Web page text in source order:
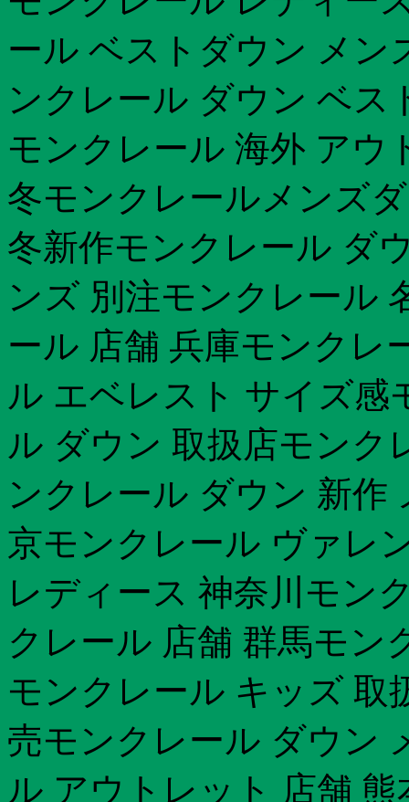
ール ベストダウン メン
ンクレール ダウン ベス
モンクレール 海外 アウ
冬モンクレールメンズ
冬新作モンクレール ダ
ンズ 別注モンクレール
ール 店舗 兵庫モンクレ
ル エベレスト サイズ感
ル ダウン 取扱店モンク
ンクレール ダウン 新作
京モンクレール ヴァレ
レディース 神奈川モン
クレール 店舗 群馬モン
モンクレール キッズ 取
売モンクレール ダウン
ル アウトレット 店舗